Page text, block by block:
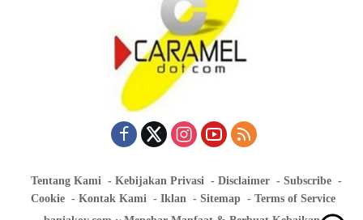
Tentang Kami Kebijakan Privasi Disclaimer
Subscribe
Cookie
Kontak Kami Iklan Sitemap
Terms of Service